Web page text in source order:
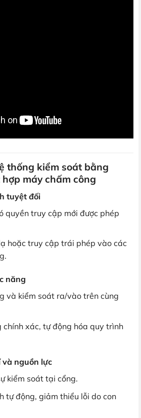
thống kiểm soát bằng
máy chấm công
tuyệt đối
quyền truy cập mới được phép
hoặc truy cập trái phép vào các
năng
và kiểm soát ra/vào trên cùng
chính xác, tự động hóa quy trình
và nguồn lực
kiểm soát tại cổng.
tự động, giảm thiểu lỗi do con